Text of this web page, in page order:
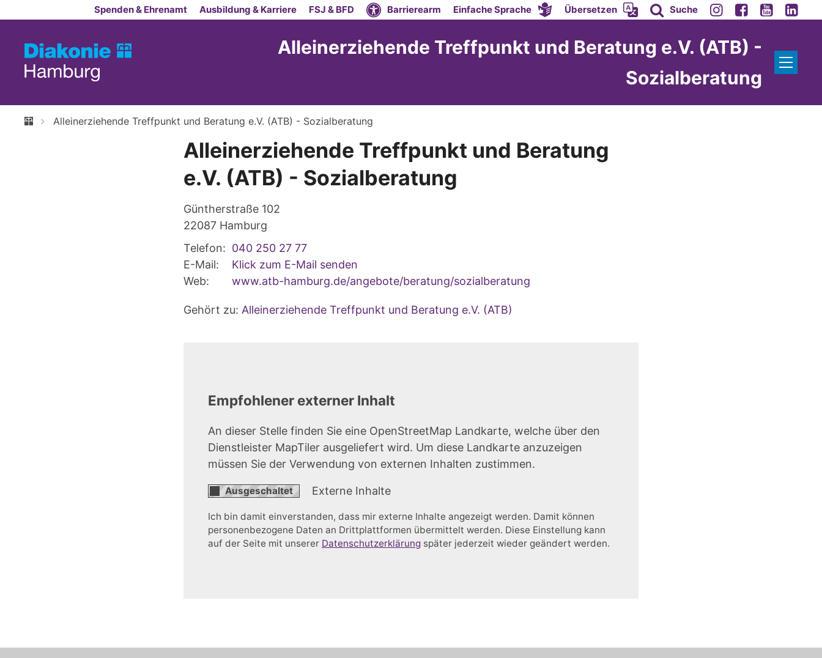
Zum Inhalt springenSpenden & Ehrenamt Ausbildung & Karriere FSJ & BFD Barrierearm Einfache Sprache Übersetzen Suche
Alleinerziehende Treffpunkt und Beratung e.V. (ATB) -
Sozialberatung
Alleinerziehende Treffpunkt und Beratung e.V. (ATB) - Sozialberatung
Alleinerziehende Treffpunkt und Beratung
e.V. (ATB) - Sozialberatung
Güntherstraße 102
22087 Hamburg
Telefon: 040 250 27 77
E-Mail:
Klick zum E-Mail senden
Web:
www.atb-hamburg.de/angebote/beratung/sozialberatung
Gehört zu: Alleinerziehende Treffpunkt und Beratung e.V. (ATB)
Empfohlener externer Inhalt
An dieser Stelle finden Sie eine OpenStreetMap Landkarte, welche über den
Dienstleister MapTiler ausgeliefert wird. Um diese Landkarte anzuzeigen
müssen Sie der Verwendung von externen Inhalten zustimmen.
Externe Inhalte
Ich bin damit einverstanden, dass mir externe Inhalte angezeigt werden. Damit können
personenbezogene Daten an Drittplattformen übermittelt werden. Diese Einstellung kann
auf der Seite mit unserer Datenschutzerklärung später jederzeit wieder geändert werden.